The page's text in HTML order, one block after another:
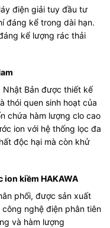
điện giải tuy đầu tư
đáng kể trong dài hạn.
kể lượng rác thải
Nhật Bản được thiết kế
thói quen sinh hoạt của
chứa hàm lượng clo cao
ion với hệ thống lọc đa
độc hại mà còn khử
ion kiềm HAKAWA
phối, được sản xuất
nghệ điện phân tiên
và hàm lượng